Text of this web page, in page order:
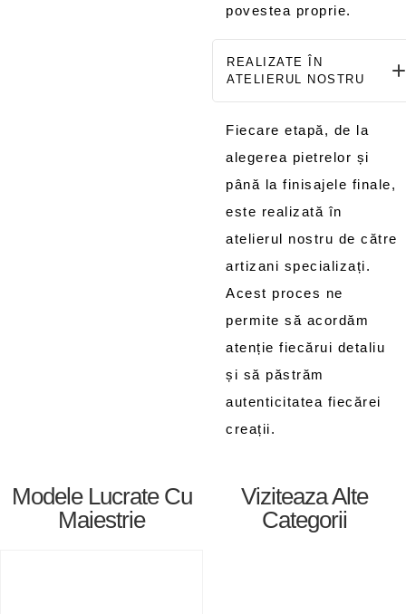
povestea proprie.
REALIZATE ÎN
ATELIERUL NOSTRU
Fiecare etapă, de la
alegerea pietrelor și
până la finisajele finale,
este realizată în
atelierul nostru de către
artizani specializați.
Acest proces ne
permite să acordăm
atenție fiecărui detaliu
și să păstrăm
autenticitatea fiecărei
creații.
Modele Lucrate Cu
Maiestrie
Viziteaza Alte
Categorii